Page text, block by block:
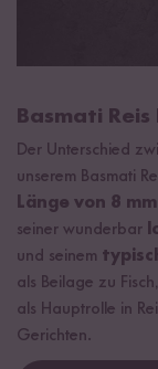
Basmati Reis
Der Unterschied
unserem Basmati
Länge von 8 mm
seiner wunderbar
und seinem
als Beilage zu
als Hauptrolle in
Gerichten.